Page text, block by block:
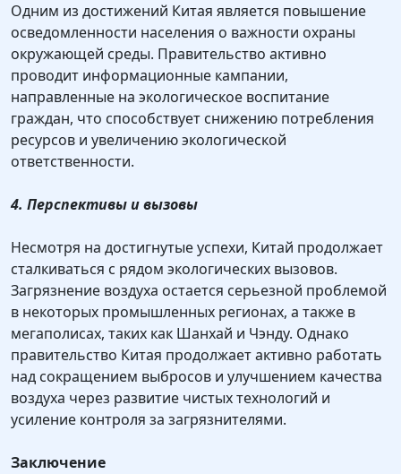
Одним из достижений Китая является повышение
осведомленности населения о важности охраны
окружающей среды. Правительство активно
проводит информационные кампании,
направленные на экологическое воспитание
граждан, что способствует снижению потребления
ресурсов и увеличению экологической
ответственности.
4. Перспективы и вызовы
Несмотря на достигнутые успехи, Китай продолжает
сталкиваться с рядом экологических вызовов.
Загрязнение воздуха остается серьезной проблемой
в некоторых промышленных регионах, а также в
мегаполисах, таких как Шанхай и Чэнду. Однако
правительство Китая продолжает активно работать
над сокращением выбросов и улучшением качества
воздуха через развитие чистых технологий и
усиление контроля за загрязнителями.
Заключение